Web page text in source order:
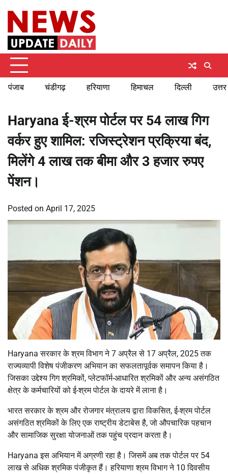
content
पंजाब चंडीगढ़ हरियाणा हिमाचल दिल्ली
Haryana ई-श्रम पोर्टल पर 54 लाख गिग
वर्कर हुए शामिल: रजिस्ट्रेशन प्रक्रिया बंद,
मिलेंगे 4 लाख तक बीमा और 3 हजार रुपए
पेंशन।
Posted on April 17, 2025
Haryana सरकार के श्रम विभाग ने 7 अप्रैल से 17 अप्रैल, 2025 तक
राज्यव्यापी विशेष पंजीकरण अभियान का सफलतापूर्वक समापन किया है।
जिसका उद्देश्य गिग श्रमिकों, प्लेटफॉर्म-आधारित श्रमिकों और अन्य असंगठित
क्षेत्र के कर्मचारियों को ई-श्रम पोर्टल के दायरे में लाना है।
भारत सरकार के श्रम और रोजगार मंत्रालय द्वारा विकसित, ई-श्रम पोर्टल
असंगठित श्रमिकों के लिए एक राष्ट्रीय डेटाबेस है, जो औपचारिक पहचान
और सामाजिक सुरक्षा योजनाओं तक पहुंच प्रदान करता है।
Haryana इस अभियान में अग्रणी रहा है। जिसमें अब तक पोर्टल पर 54
लाख से अधिक श्रमिक पंजीकृत हैं। हरियाणा श्रम विभाग ने 10 दिवसीय